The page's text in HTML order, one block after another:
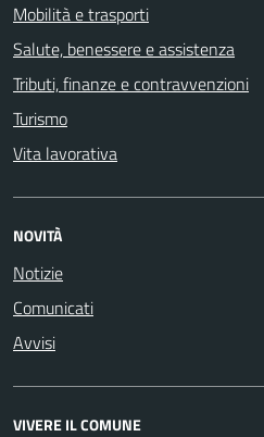
Mobilità e trasporti
Salute, benessere e assistenza
Tributi, finanze e contravvenzioni
Turismo
Vita lavorativa
NOVITÀ
Notizie
Comunicati
Avvisi
VIVERE IL COMUNE